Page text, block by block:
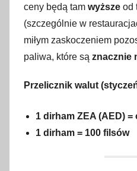
o
5
s
t
c
n
ceny będą tam wyższe od
(szczególnie w
miłym zaskoczeniem
paliwa, które są znacznie
Przelicznik walut
1 dirham ZEA (AED) =
1 dirham = 100 filsów